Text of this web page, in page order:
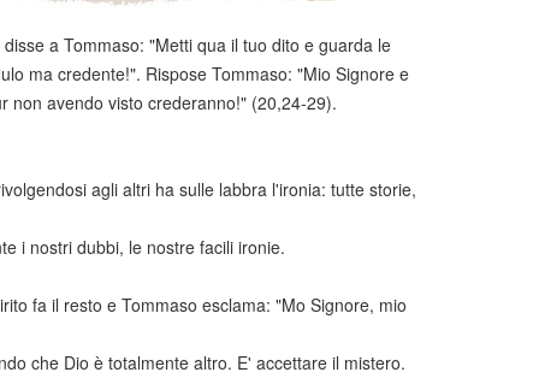
a Tommaso: "Metti qua il tuo dito e guarda le
ma credente!". Rispose Tommaso: "Mio Signore e
non avendo visto crederanno!" (20,24-29).
agli altri ha sulle labbra l'ironia: tutte storie,
i nostri dubbi, le nostre facili ironie.
fa il resto e Tommaso esclama: "Mo Signore, mio
che Dio è totalmente altro. E' accettare il mistero.